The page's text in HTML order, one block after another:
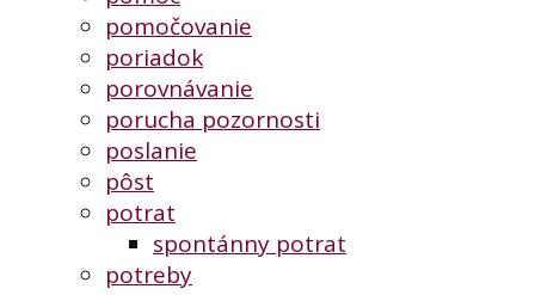
pomočovanie
poriadok
porovnávanie
porucha pozornosti
poslanie
pôst
potrat
spontánny potrat
potreby